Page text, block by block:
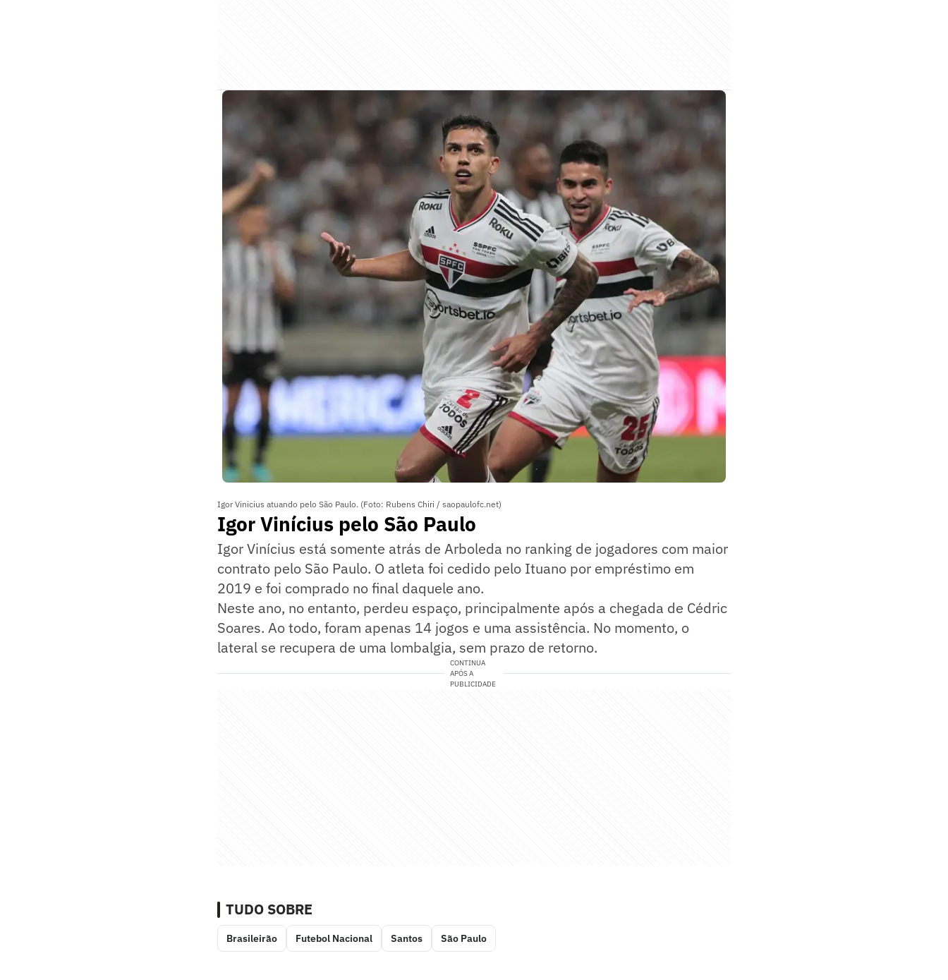
Igor Vinicius atuando pelo São Paulo. (Foto: Rubens Chiri / saopaulofc.net)
Igor Vinícius pelo São Paulo
Igor Vinícius está somente atrás de Arboleda no ranking de jogadores com maior
contrato pelo São Paulo. O atleta foi cedido pelo Ituano por empréstimo em
2019 e foi comprado no final daquele ano.
Neste ano, no entanto, perdeu espaço, principalmente após a chegada de Cédric
Soares. Ao todo, foram apenas 14 jogos e uma assistência. No momento, o
lateral se recupera de uma lombalgia, sem prazo de retorno.
CONTINUA
APÓS A
PUBLICIDADE
TUDO SOBRE
Brasileirão Futebol Nacional Santos São Paulo